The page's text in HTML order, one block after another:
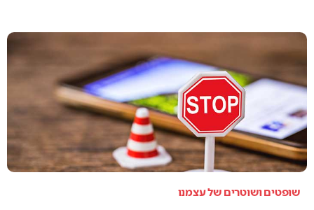
שופטים ושוטרים של עצמנו